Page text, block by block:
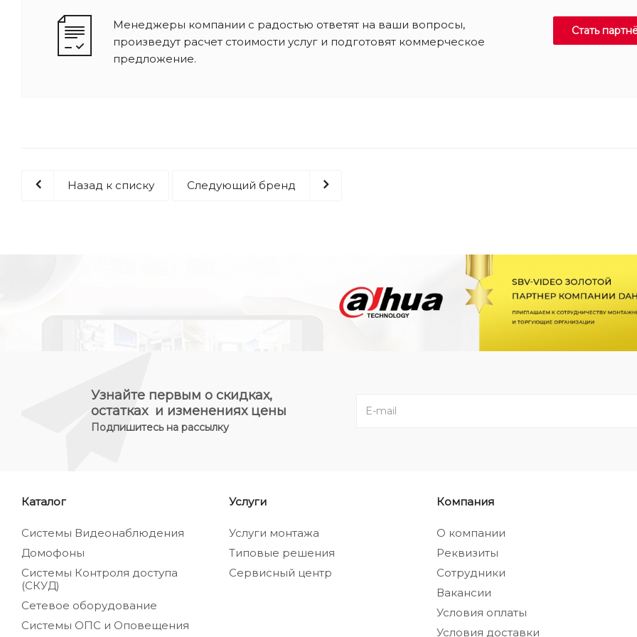
Менеджеры компании с радостью ответят на ваши вопросы,
произведут расчет стоимости услуг и подготовят коммерческое
предложение.
Стать
Назад к списку Следующий бренд
Узнайте первым о скидках,
остатках и изменениях цены
Подпишитесь на рассылку
Каталог
Системы Видеонаблюдения
Домофоны
Системы Контроля доступа
(СКУД)
Сетевое оборудование
Системы ОПС и Оповещения
Услуги
Услуги монтажа
Типовые решения
Сервисный центр
Компания
О компании
Реквизиты
Сотрудники
Вакансии
Условия оплаты
Условия доставки